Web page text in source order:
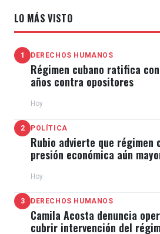
LO MÁS VISTO
1 DERECHOS HUMANOS
Régimen cubano ratifica
años contra opositores
Hoy
2 POLÍTICA
Rubio advierte que régimen
presión económica aún
Hoy
3 DERECHOS HUMANOS
Camila Acosta denuncia
cubrir intervención del